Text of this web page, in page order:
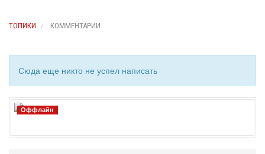
ТОПИКИ КОММЕНТАРИИ
Сюда еще никто не успел написать
Оффлайн